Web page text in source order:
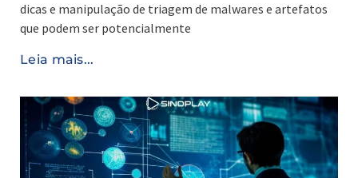
dicas e manipulação de triagem de malwares e artefatos
que podem ser potencialmente
Leia mais...